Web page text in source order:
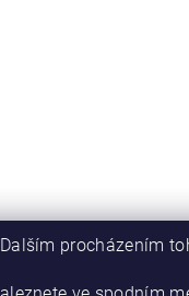
procházením